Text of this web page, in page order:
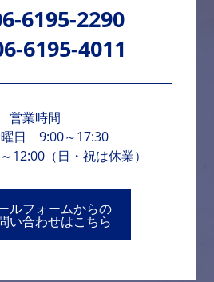
6195-2290
6195-4011
営業時間
曜日 9:00～17:30
（日・祝は休業）
ルフォームからの
い合わせはこちら